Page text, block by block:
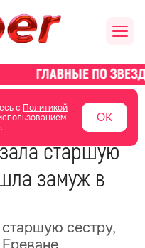
с Политикой
ОК
новости
старшую
замуж в
сестру,